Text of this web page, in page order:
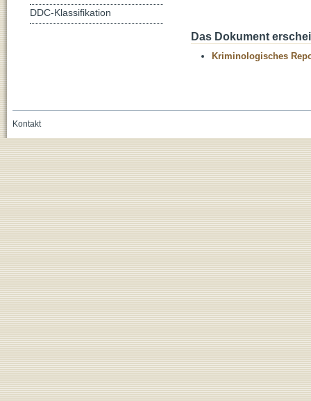
Das Dokument
Kriminologisches
DDC-Klassifikation
Kontakt